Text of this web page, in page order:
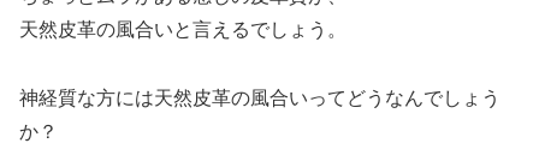
天然皮革の風合いと言えるでしょう。
神経質な方には天然皮革の風合いってどうなんでしょう
か？